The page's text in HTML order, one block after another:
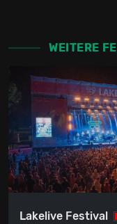
WEITERE
Lakelive Festival